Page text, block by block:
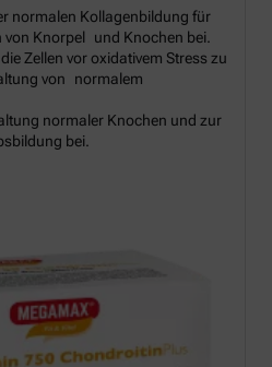
normalen Kollagenbildung für
von Knorpel und Knochen bei.
Zellen vor oxidativem Stress zu
von normalem
normaler Knochen und zur
bei.